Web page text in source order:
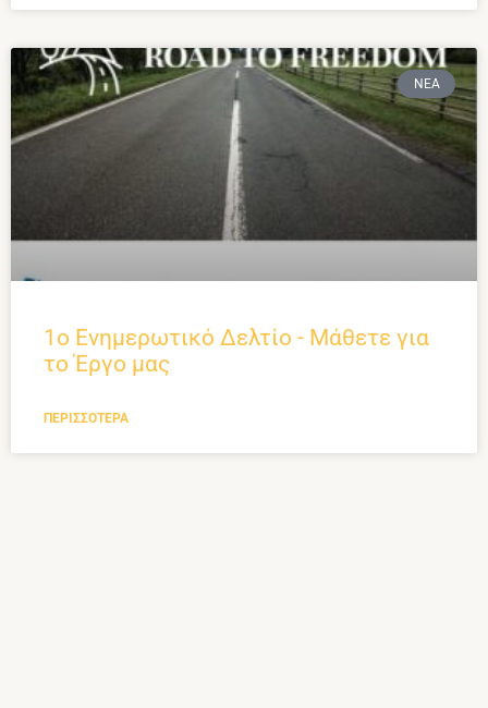
ΝΈΑ
1ο Ενημερωτικό Δελτίο - Μάθετε για
το Έργο μας
ΠΕΡΙΣΣΌΤΕΡΑ